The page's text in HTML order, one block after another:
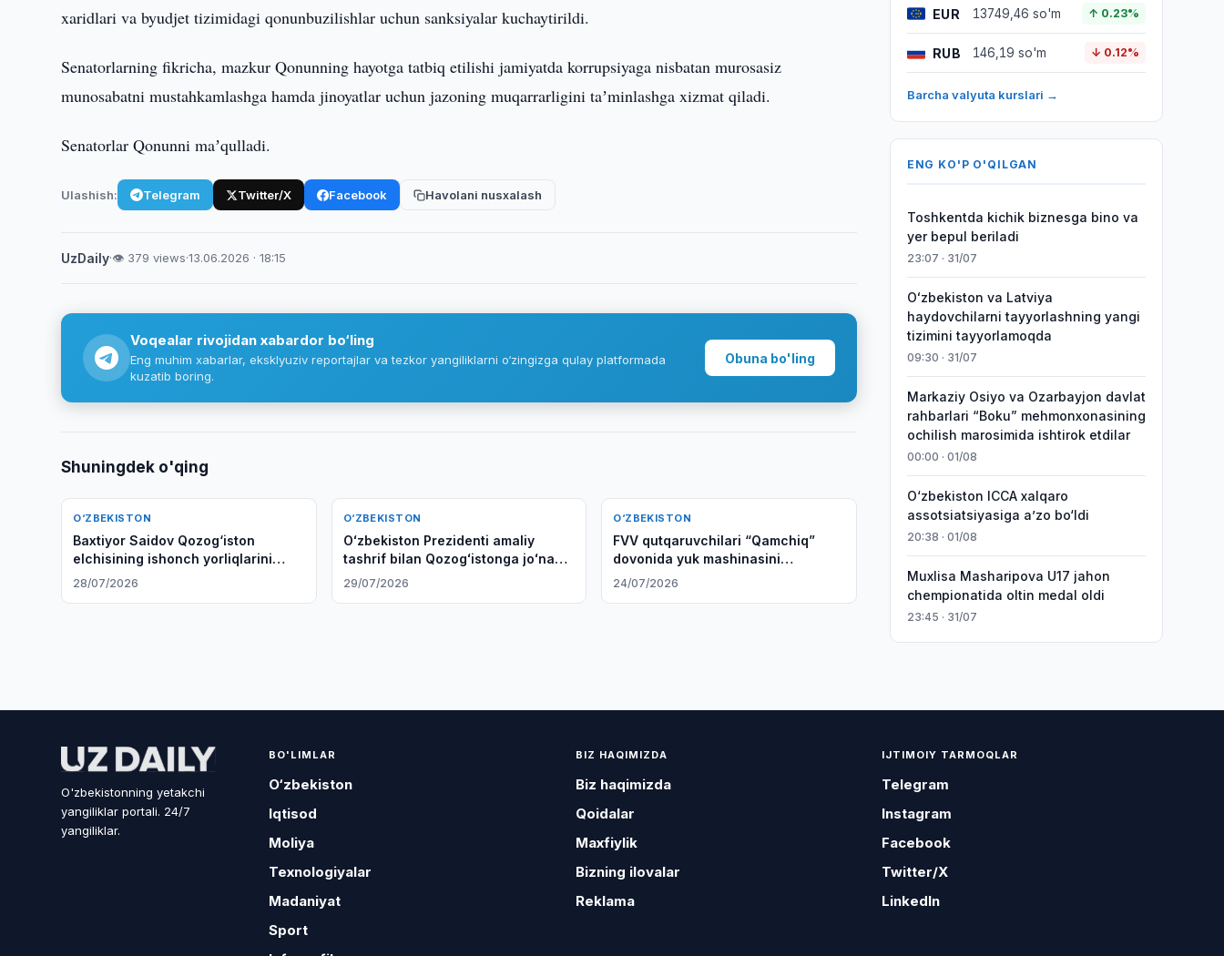
xaridlari va byudjet tizimidagi qonunbuzilishlar uchun sanksiyalar kuchaytirildi.
Senatorlarning fikricha, mazkur Qonunning hayotga tatbiq etilishi jamiyatda korrupsiyaga nisbatan murosasiz
munosabatni mustahkamlashga hamda jinoyatlar uchun jazoning muqarrarligini taʼminlashga xizmat qiladi.
Senatorlar Qonunni maʼqulladi.
Ulashish: Telegram Twitter/X Facebook Havolani nusxalash
UzDaily·👁 379 views·13.06.2026 · 18:15
Voqealar rivojidan xabardor bo‘ling
Eng muhim xabarlar, eksklyuziv reportajlar va tezkor yangiliklarni o‘zingizga qulay platformada
kuzatib boring.
Obuna bo'ling
Shuningdek o'qing
O‘ZBEKISTON
Baxtiyor Saidov Qozog‘iston
elchisining ishonch yorliqlarini
qabul qildi
28/07/2026
O‘ZBEKISTON
Oʻzbekiston Prezidenti amaliy
tashrif bilan Qozogʻistonga joʻnab
ketdi
29/07/2026
O‘ZBEKISTON
FVV qutqaruvchilari “Qamchiq”
dovonida yuk mashinasini
evakuatsiya qildi
24/07/2026
EUR 13749,46 so'm ↑ 0.23%
RUB 146,19 so'm ↓ 0.12%
Barcha valyuta kurslari →
ENG KO'P O'QILGAN
Toshkentda kichik biznesga bino va
yer bepul beriladi
23:07 · 31/07
Oʻzbekiston va Latviya
haydovchilarni tayyorlashning yangi
tizimini tayyorlamoqda
09:30 · 31/07
Markaziy Osiyo va Ozarbayjon davlat
rahbarlari “Boku” mehmonxonasining
ochilish marosimida ishtirok etdilar
00:00 · 01/08
O‘zbekiston ICCA xalqaro
assotsiatsiyasiga aʼzo bo‘ldi
20:38 · 01/08
Muxlisa Masharipova U17 jahon
chempionatida oltin medal oldi
23:45 · 31/07
O'zbekistonning yetakchi
yangiliklar portali. 24/7
yangiliklar.
BO'LIMLAR
O‘zbekiston
Iqtisod
Moliya
Texnologiyalar
Madaniyat
Sport
BIZ HAQIMIZDA
Biz haqimizda
Qoidalar
Maxfiylik
Bizning ilovalar
Reklama
IJTIMOIY TARMOQLAR
Telegram
Instagram
Facebook
Twitter/X
LinkedIn